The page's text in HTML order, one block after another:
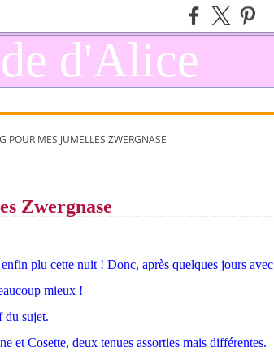
POUR MES JUMELLES ZWERGNASE
Zwergnase
plu cette nuit ! Donc, après quelques jours avec
mieux !
du sujet.
et Cosette, deux tenues assorties mais différentes.